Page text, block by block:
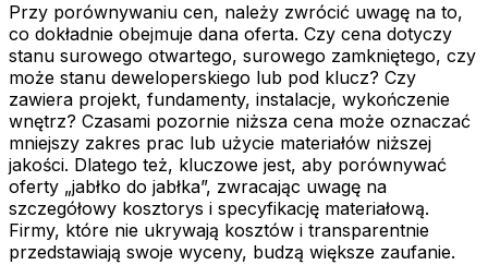
Przy porównywaniu cen, należy zwrócić uwagę na to,
co dokładnie obejmuje dana oferta. Czy cena dotyczy
stanu surowego otwartego, surowego zamkniętego, czy
może stanu deweloperskiego lub pod klucz? Czy
zawiera projekt, fundamenty, instalacje, wykończenie
wnętrz? Czasami pozornie niższa cena może oznaczać
mniejszy zakres prac lub użycie materiałów niższej
jakości. Dlatego też, kluczowe jest, aby porównywać
oferty „jabłko do jabłka”, zwracając uwagę na
szczegółowy kosztorys i specyfikację materiałową.
Firmy, które nie ukrywają kosztów i transparentnie
przedstawiają swoje wyceny, budzą większe zaufanie.